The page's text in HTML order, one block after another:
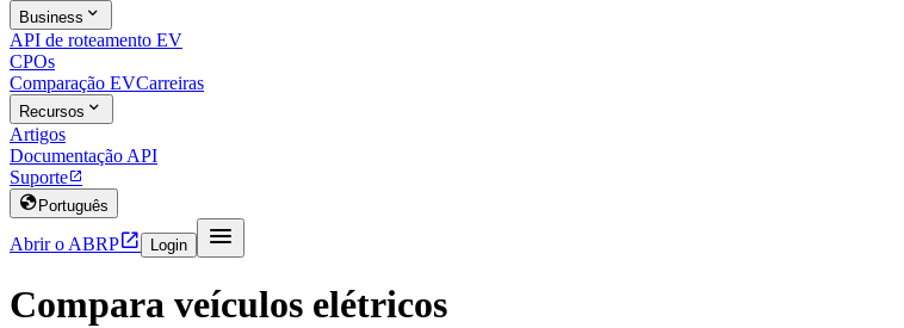
Business 
API de roteamento EV
CPOs
Comparação EVCarreiras
Recursos 
Artigos
Documentação API
Suporte
 Português
Abrir o ABRP Login 
Compara veículos elétricos